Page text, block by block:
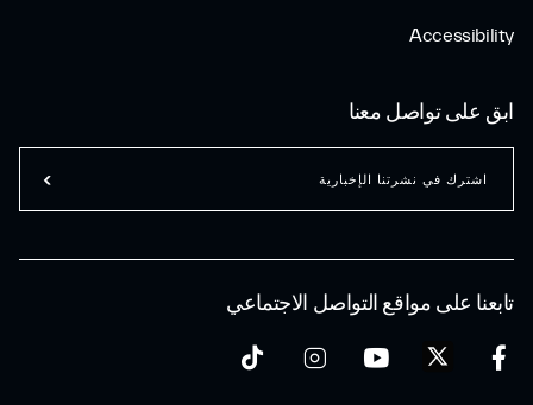
Accessibility
تابعنا على مواقع التواصل الاجتماعي
ابق على تواصل معنا
اشترك في نشرتنا الإخبارية